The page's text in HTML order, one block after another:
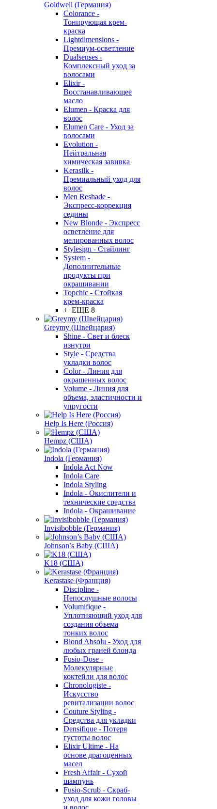
Goldwell (Германия)
Colorance -
Тонирующая крем-
краска
Lightdimensions -
Премиум-осветление
Dualsenses -
Комплексный уход за
волосами
Elixir -
Восстанавливающее
масло
Elumen - Краска для
волос
Elumen Care - Уход за
волосами
Evolution -
Нейтральная
химическая завивка
Kerasilk -
Премиальный уход для
волос
Men Reshade -
Экспресс-коррекция
седины
New Blonde - Экспресс
осветление для
мелированных волос
Stylesign - Стайлинг
System -
Дополнительные
продукты при
окрашивании
Topchic - Стойкая
крем-краска
+ ЕЩЕ 8
Greymy (Швейцария)
Shine - Свет и блеск
изнутри
Style - Средства
укладки волос
Color - Линия для
окрашенных волос
Volume - Линия для
объема, эластичности и
упругости
Help Is Here (Россия)
Hempz (США)
Indola (Германия)
Indola Act Now
Indola Care
Indola Styling
Indola - Окислители и
технические средства
Indola - Окрашивание
Invisibobble (Германия)
Johnson’s Baby (США)
K18 (США)
Kerastase (Франция)
Discipline -
Непослушные волосы
Volumifique -
Уплотняющий уход для
создания объема
тонких волос
Blond Absolu - Уход для
любых граней блонда
Fusio-Dose -
Молекулярные
коктейли для волос
Chronologiste -
Искусство
ревитализации волос
Couture Styling -
Средства для укладки
Densifique - Потеря
густоты волос
Elixir Ultime - На
основе драгоценных
масел
Fresh Affair - Сухой
шампунь
Fusio-Scrub - Скраб-
уход для кожи головы
и волос